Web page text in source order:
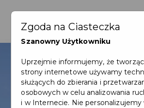
Zgoda na Ciasteczka
Szanowny Użytkowniku
Uprzejmie informujemy, że
strony internetowe używamy
służących do zbierania i
osobowych w celu analizowania
i w Internecie. Nie